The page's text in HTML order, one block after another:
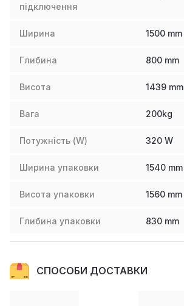
підключення
Ширина 1500 mm
Глибина 800 mm
Висота 1439 mm
Вага 200kg
Потужність (W) 320 W
Ширина упаковки 1540 mm
Висота упаковки 1560 mm
Глибина упаковки 830 mm
СПОСОБИ ДОСТАВКИ